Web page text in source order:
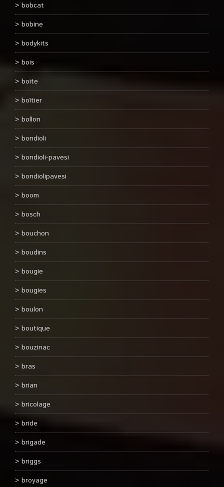
bobcat
bobine
bodykits
bois
boite
boîtier
bollon
bondioli
bondioli-pavesi
bondiolipavesi
boom
bosch
bouchon
boudins
bougie
bougies
boulon
boutique
bouzinac
bras
brian
bricolage
bride
brigade
briggs
broyage